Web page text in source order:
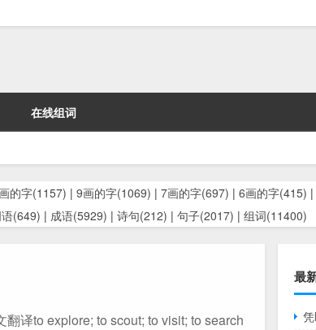
在线组词
的字(1157) | 9画的字(1069) | 7画的字(697) | 6画的字(415) |
(649) | 成语(5929) | 诗句(212) | 句子(2017) | 组词(11400)
译to explore; to scout; to visit; to search
最